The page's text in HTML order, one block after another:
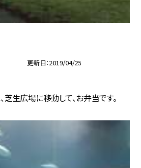
更新日 2019/04/25
生広場に移動して、お弁当です。